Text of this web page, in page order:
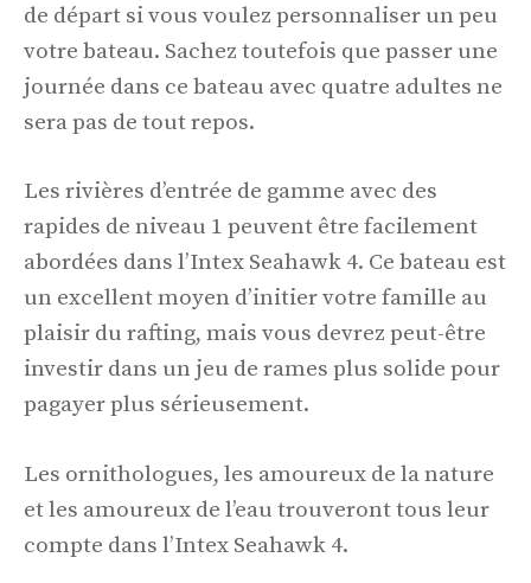
de départ si vous voulez personnaliser un peu
votre bateau. Sachez toutefois que passer une
journée dans ce bateau avec quatre adultes ne
sera pas de tout repos.
Les rivières d’entrée de gamme avec des
rapides de niveau 1 peuvent être facilement
abordées dans l’Intex Seahawk 4. Ce bateau est
un excellent moyen d’initier votre famille au
plaisir du rafting, mais vous devrez peut-être
investir dans un jeu de rames plus solide pour
pagayer plus sérieusement.
Les ornithologues, les amoureux de la nature
et les amoureux de l’eau trouveront tous leur
compte dans l’Intex Seahawk 4.